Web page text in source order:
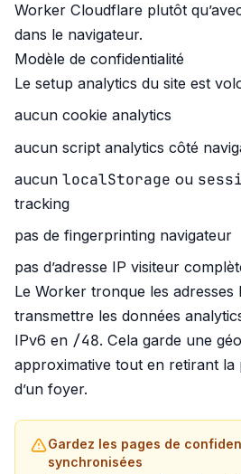
Worker Cloudflare plutôt
dans le navigateur.
Modèle de confidentialité
Le setup analytics du site est
aucun cookie analytics
aucun script analytics côté
aucun localStorage ou
tracking
pas de fingerprinting navigateur
pas d’adresse IP visiteur
Le Worker tronque les adresses
transmettre les données
IPv6 en /48. Cela garde une
approximative tout en retirant la
d’un foyer.
Gardez les pages de
synchronisées